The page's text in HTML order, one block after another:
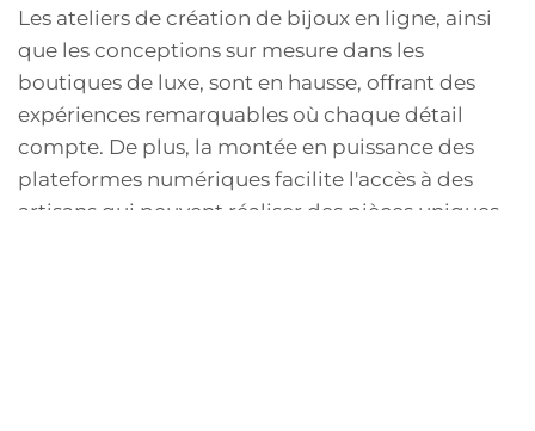
Les ateliers de création de bijoux en ligne, ainsi
que les conceptions sur mesure dans les
boutiques de luxe, sont en hausse, offrant des
expériences remarquables où chaque détail
compte. De plus, la montée en puissance des
plateformes numériques facilite l'accès à des
artisans qui peuvent réaliser des pièces uniques,